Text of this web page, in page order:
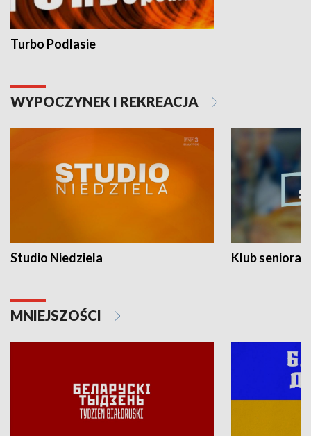
Turbo Podlasie
WYPOCZYNEK I REKREACJA
Studio Niedziela Klub seniora
MNIEJSZOŚCI